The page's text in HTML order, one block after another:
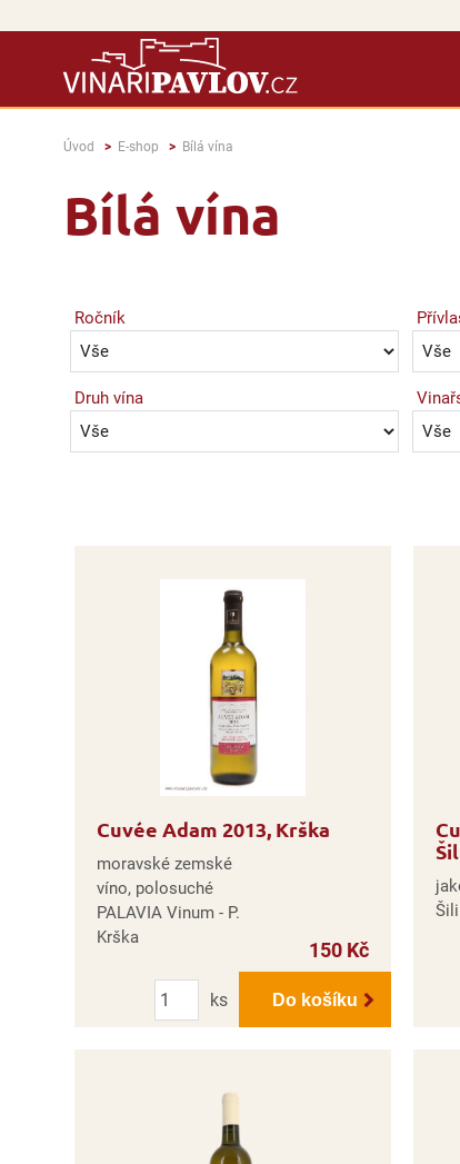
Úvod E-shop Bílá vína
Bílá vína
Ročník
Druh vína
Cuvée Adam 2013, Krška
moravské zemské
víno, polosuché
PALAVIA Vinum - P.
Krška
150 Kč
Počet
ks
Do košíku